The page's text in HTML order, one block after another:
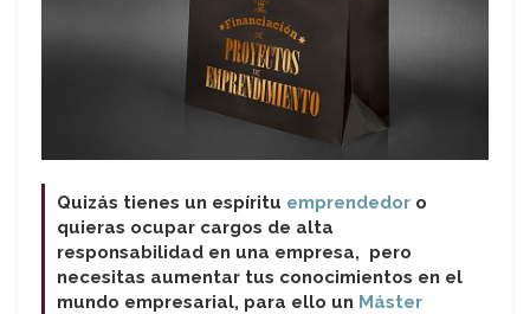
Quizás tienes un espíritu emprendedor o
quieras ocupar cargos de alta
responsabilidad en una empresa, pero
necesitas aumentar tus conocimientos en el
mundo empresarial, para ello un Máster